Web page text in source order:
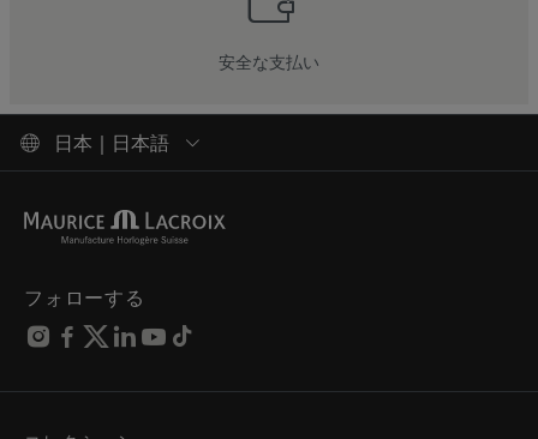
安全な支払い
日本 | 日本語
フォローする